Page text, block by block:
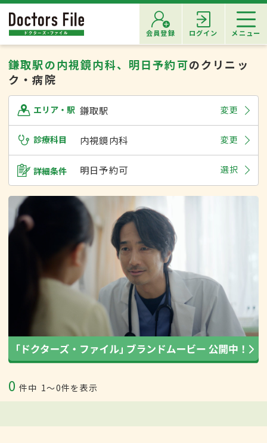
会員登録 ログイン メニュー
鎌取駅の内視鏡内科、明日予約可のクリニッ
ク・病院
エリア・駅 鎌取駅 変更
診療科目 内視鏡内科 変更
詳細条件 明日予約可 選択
0 件中 1〜0件を表示